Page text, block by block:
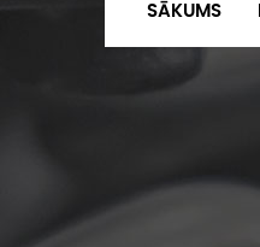
SĀKUMS